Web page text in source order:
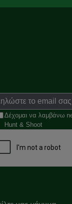
Δέχομαι να λαμβάνω
Hunt & Shoot